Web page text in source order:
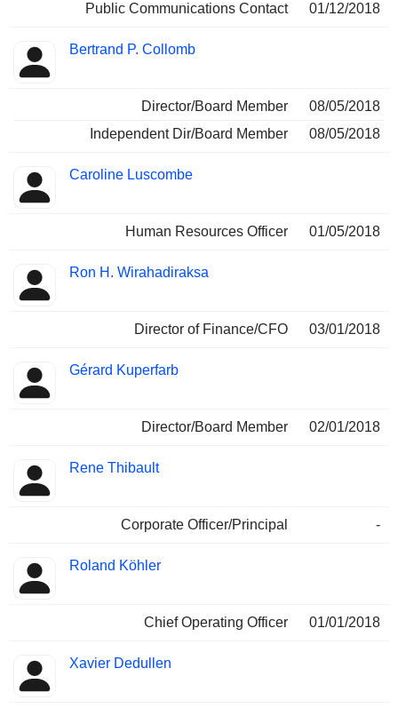
Public Communications Contact 01/12/2018
Bertrand P. Collomb
Director/Board Member
08/05/2018
Independent Dir/Board Member
08/05/2018
Caroline Luscombe
Human Resources Officer 01/05/2018
Ron H. Wirahadiraksa
Director of Finance/CFO 03/01/2018
Gérard Kuperfarb
Director/Board Member 02/01/2018
Rene Thibault
Corporate Officer/Principal -
Roland Köhler
Chief Operating Officer 01/01/2018
Xavier Dedullen